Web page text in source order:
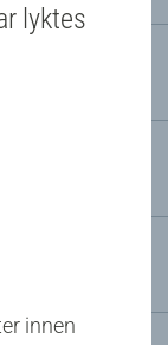
lyktes
innen